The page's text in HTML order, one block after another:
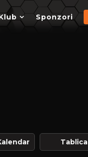
Sponzori
Tablica